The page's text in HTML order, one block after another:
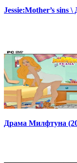
Jessie:Mother’s sins
Драма Милфтуна